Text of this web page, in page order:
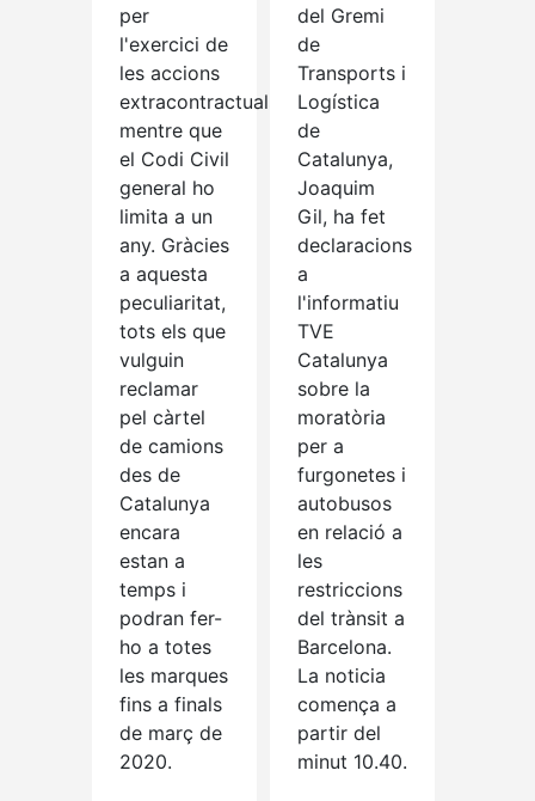
per
l'exercici de
les accions
extracontractuals,
mentre que
el Codi Civil
general ho
limita a un
any. Gràcies
a aquesta
peculiaritat,
tots els que
vulguin
reclamar
pel càrtel
de camions
des de
Catalunya
encara
estan a
temps i
podran fer-
ho a totes
les marques
fins a finals
de març de
2020.
del Gremi
de
Transports i
Logística
de
Catalunya,
Joaquim
Gil, ha fet
declaracions
a
l'informatiu
TVE
Catalunya
sobre la
moratòria
per a
furgonetes i
autobusos
en relació a
les
restriccions
del trànsit a
Barcelona.
La noticia
comença a
partir del
minut 10.40.